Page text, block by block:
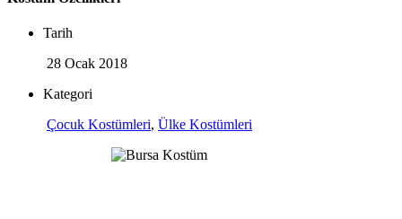
Tarih
28 Ocak 2018
Kategori
Çocuk Kostümleri, Ülke Kostümleri